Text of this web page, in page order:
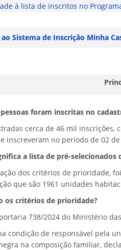
à lista de inscritos no
ao Sistema de Inscrição Minha
foram inscritas no
cerca de 46 mil inscrições,
inscreveram no período de 02
a lista de pré-selecionados
dos critérios de prioridade,
que são 1961 unidades
os critérios de prioridade?
738/2024 do Ministério
condição de responsável pela
na composição familiar,